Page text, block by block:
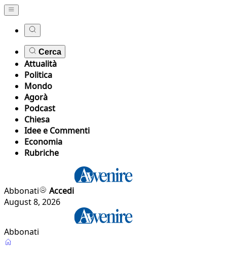
Cerca
Attualità
Politica
Mondo
Agorà
Podcast
Chiesa
Idee e Commenti
Economia
Rubriche
Abbonati
Accedi
August 8, 2026
Abbonati